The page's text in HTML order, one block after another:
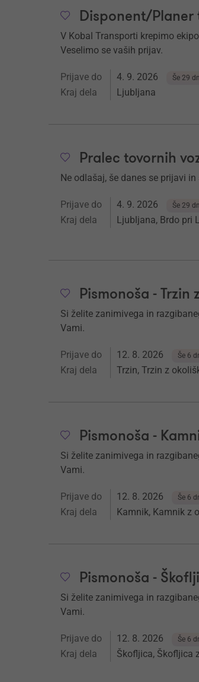
Disponent/
V Kobal Transporti krepimo
Veselimo se vaših prijav.
Prijave do 4. 9. 2026 Še 29
Kraj dela Ljubljana
Pralec tovornih
Ne odlašaj, še danes se prijavi
Prijave do 4. 9. 2026 Še 29
Kraj dela Ljubljana, Brdo pri
Pismonoša -
Si želite zanimivega in
Vami.
Prijave do 12. 8. 2026 Še 6
Kraj dela Trzin, Trzin z
Pismonoša -
Si želite zanimivega in
Vami.
Prijave do 12. 8. 2026 Še 6
Kraj dela Kamnik, Kamnik z
Pismonoša -
Si želite zanimivega in
Vami.
Prijave do 12. 8. 2026 Še 6
Kraj dela Škofljica, Škofljica